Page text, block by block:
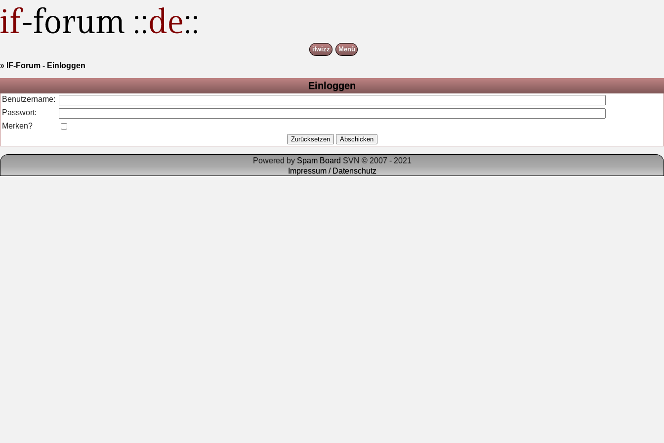
ifwizz Menü
» IF-Forum - Einloggen
Einloggen
Benutzername:
Passwort:
Merken?
Powered by Spam Board SVN © 2007 - 2021
Impressum / Datenschutz